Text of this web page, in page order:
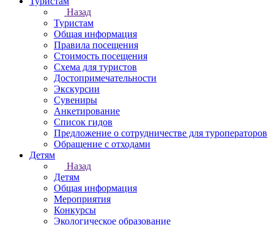
Назад
Туристам
Общая информация
Правила посещения
Стоимость посещения
Схема для туристов
Достопримечательности
Экскурсии
Сувениры
Анкетирование
Список гидов
Предложение о сотрудничестве для туроператоров
Обращение с отходами
Детям
Назад
Детям
Общая информация
Мероприятия
Конкурсы
Экологическое образование